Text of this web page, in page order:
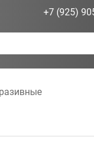
+7 (925)